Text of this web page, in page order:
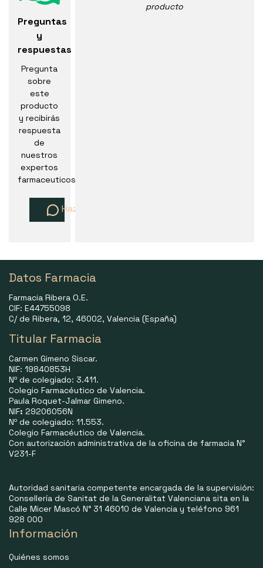
Preguntas
y
respuestas
Pregunta
sobre
este
producto
y recibirás
respuesta
de
nuestros
expertos
farmaceuticos
Haz una pregunta
producto
Datos Farmacia
Farmacia Ribera O.E.
CIF: E44755098
C/ de Ribera, 12, 46002, Valencia (España)
Titular Farmacia
Carmen Gimeno Siscar.
NIF: 19840853H
Nº de colegiado: 3.411.
Colegio Farmacéutico de Valencia.
Paula Roquet-Jalmar Gimeno.
NIF: 29206056N
Nº de colegiado: 11.553.
Colegio Farmacéutico de Valencia.
Con autorización administrativa de la oficina de farmacia N°
V231-F
Autoridad sanitaria competente encargada de la supervisión:
Consellería de Sanitat de la Generalitat Valenciana sita en la
Calle Micer Mascó N° 31 46010 de Valencia y teléfono 961
928 000
Información
Quiénes somos